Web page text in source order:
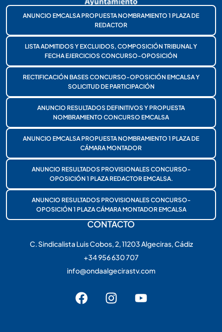
ANUNCIO EMCALSA PROPUESTA NOMBRAMIENTO 1 PLAZA DE
REDACTOR
LISTA ADMITIDOS Y EXCLUIDOS, COMPOSICIÓN TRIBUNAL Y
FECHA EJERCICIOS CONCURSO-OPOSICIÓN
RECTIFICACIÓN BASES CONCURSO-OPOSICIÓN EMCALSA Y
SOLICITUD DE PARTICIPACIÓN
ANUNCIO RESULTADOS DEFINITIVOS Y PROPUESTA
NOMBRAMIENTO CONCURSO EMCALSA
ANUNCIO EMCALSA PROPUESTA NOMBRAMIENTO 1 PLAZA DE
CÁMARA MONTADOR
ANUNCIO RESULTADOS PROVISIONALES CONCURSO-
OPOSICIÓN 1 PLAZA REDACTOR EMCALSA.
ANUNCIO RESULTADOS PROVISIONALES CONCURSO-
OPOSICIÓN 1 PLAZA CÁMARA MONTADOR EMCALSA
CONTACTO
C. Sindicalista Luis Cobos, 2, 11203 Algeciras, Cádiz
+34 956 630 707
info@ondaalgecirastv.com